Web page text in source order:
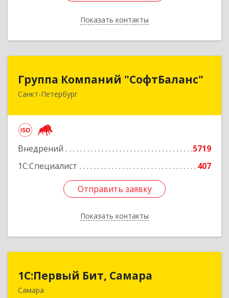
Показать контакты
Назад
Группа Компаний "СофтБаланс"
Санкт-Петербург
Внедрений
5719
1С:Специалист
407
Отправить заявку
Показать контакты
Группа Компаний "СофтБаланс"
195112, Санкт-Петербург г, Заневский пр-кт,
Отправить заявку
Назад
1С:Первый Бит, Самара
Самара
1С:Первый Бит, Самара
443013, Самарская обл, Самара г, Дачная ул,